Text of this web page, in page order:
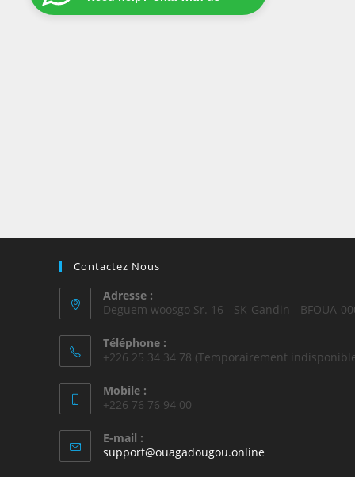
Contactez Nous
Adresse :
Deguem woosgo Sr. 16 - SK-Gandin - BFOUA-
Téléphone :
+226 25 34 34 78 (Temporairement
Mobile :
+226 76 76 94 00
E-mail :
support@ouagadougou.online